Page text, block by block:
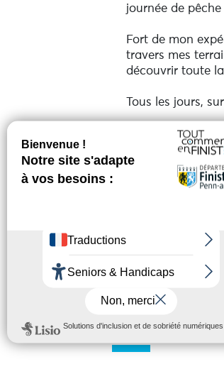
journée de
Fort de mon
travers mes
découvrir toute
Tous les jours,